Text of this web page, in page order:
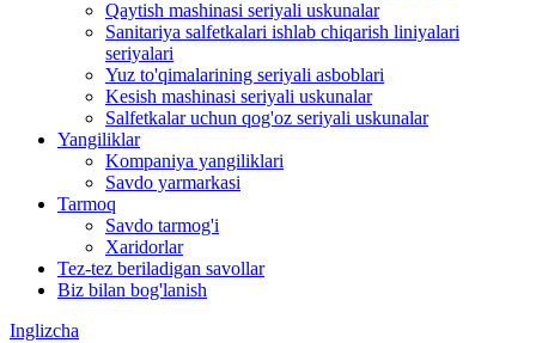
Qaytish mashinasi seriyali uskunalar
Sanitariya salfetkalari ishlab chiqarish liniyalari
seriyalari
Yuz to'qimalarining seriyali asboblari
Kesish mashinasi seriyali uskunalar
Salfetkalar uchun qog'oz seriyali uskunalar
Yangiliklar
Kompaniya yangiliklari
Savdo yarmarkasi
Tarmoq
Savdo tarmog'i
Xaridorlar
Tez-tez beriladigan savollar
Biz bilan bog'lanish
Inglizcha